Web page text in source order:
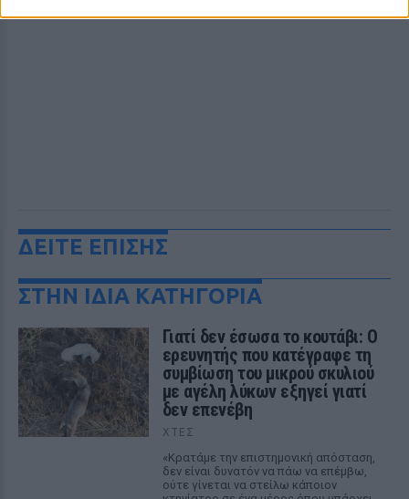
ΔΕΙΤΕ ΕΠΙΣΗΣ
ΣΤΗΝ ΙΔΙΑ ΚΑΤΗΓΟΡΙΑ
Γιατί δεν έσωσα το κουτάβι: Ο
ερευνητής που κατέγραφε τη
συμβίωση του μικρού σκυλιού
με αγέλη λύκων εξηγεί γιατί
δεν επενέβη
ΧΤΕΣ
«Κρατάμε την επιστημονική απόσταση,
δεν είναι δυνατόν να πάω να επέμβω,
ούτε γίνεται να στείλω κάποιον